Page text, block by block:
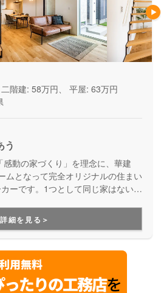
二階建: 58万円、 平屋: 63万円
う
感動の家づくり」を理念に、華建
ムとなって完全オリジナルの住まい
ーです。1つとして同じ家はない。
、デザインも性能も思い描く以上
れます。
詳細を見る＞